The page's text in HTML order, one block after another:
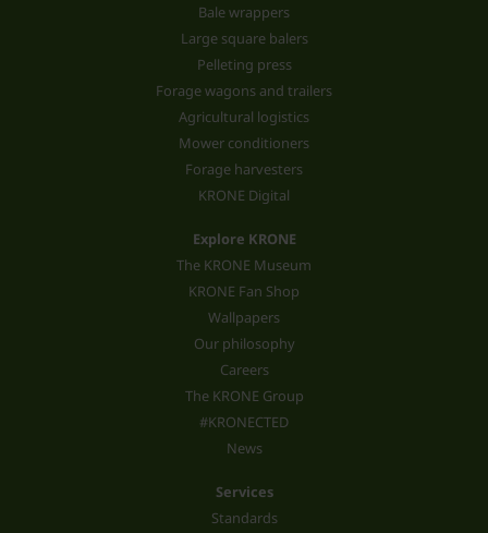
Bale wrappers
Large square balers
Pelleting press
Forage wagons and trailers
Agricultural logistics
Mower conditioners
Forage harvesters
KRONE Digital
Explore KRONE
The KRONE Museum
KRONE Fan Shop
Wallpapers
Our philosophy
Careers
The KRONE Group
#KRONECTED
News
Services
Standards